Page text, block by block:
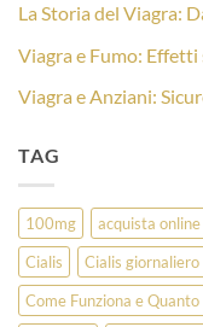
La Storia del Viagra:
Viagra e Fumo: Effetti
Viagra e Anziani:
TAG
100mg acquista online
Cialis
Cialis giornaliero
Come Funziona e